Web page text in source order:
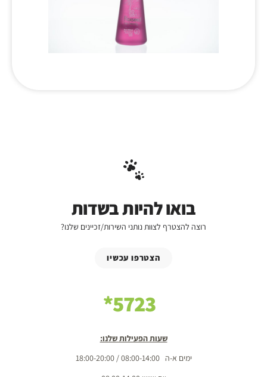
בואו להיות בשדות
רוצה להצטרף לצוות נותני השירות/זכיינים שלנו?
הצטרפו עכשיו
5723*
שעות הפעילות שלנו:
ימים א-ה 08:00-14:00 / 18:00-20:00